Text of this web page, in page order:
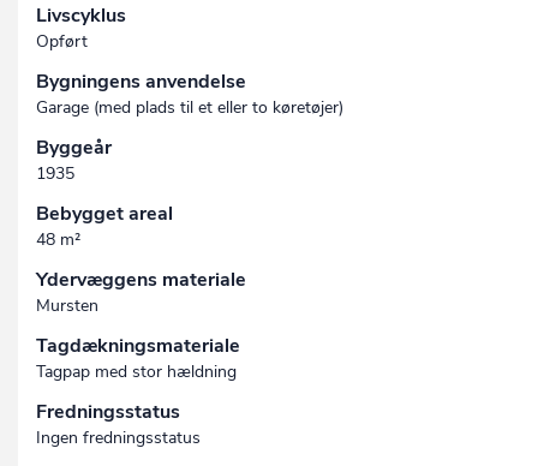
Livscyklus
Opført
Bygningens anvendelse
Garage (med plads til et eller to køretøjer)
Byggeår
1935
Bebygget areal
48 m²
Ydervæggens materiale
Mursten
Tagdækningsmateriale
Tagpap med stor hældning
Fredningsstatus
Ingen fredningsstatus